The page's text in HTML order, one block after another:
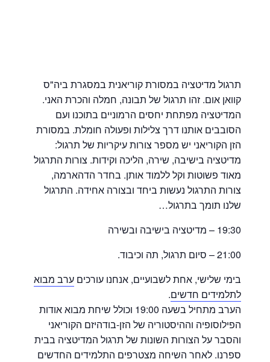
תרגול מדיטציה במסורת קוריאנית במסגרת ביה"ס
קוואן אום. זהו תרגול של תבונה, חמלה והכרת האני.
המדיטציה מפתחת יחסים הרמוניים בתוכנו ועם
הסובבים אותנו דרך צלילות ופעולה חומלת. במסורת
הזן הקוריאני יש מספר צורות עיקריות של תרגול:
מדיטציה בישיבה, שירה, הליכה וקידות. צורות התרגול
מאוד פשוטות וקל ללמוד אותן. בחדר הדהארמה,
צורות התרגול נעשות ביחד ובצורה אחידה. התרגול
שלנו תומך בתרגול…
19:30 – מדיטציה בישיבה ובשירה
21:00 – סיום תרגול, תה וכיבוד.
בימי שלישי, אחת לשבועיים, אנחנו עורכים ערב מבוא
לתלמידים חדשים.
הערב מתחיל בשעה 19:00 וכולל שיחת מבוא אודות
הפילוסופיה וההיסטוריה של הזן-בודהיזם הקוריאני
והסבר על הצורות השונות של תרגול המדיטציה בבית
ספרנו. לאחר השיחה מצטרפים התלמידים החדשים